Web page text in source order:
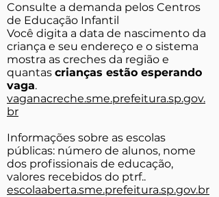
Consulte a demanda pelos Centros
de Educação Infantil
Você digita a data de nascimento da
criança e seu endereço e o sistema
mostra as creches da região e
quantas crianças estão esperando
vaga.
vaganacreche.sme.prefeitura.sp.gov.
br
Informações sobre as escolas
públicas: número de alunos, nome
dos profissionais de educação,
valores recebidos do ptrf..
escolaaberta.sme.prefeitura.sp.gov.br